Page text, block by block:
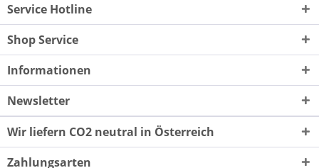
Service Hotline
Shop Service
Informationen
Newsletter
Wir liefern CO2 neutral in Österreich
Zahlungsarten